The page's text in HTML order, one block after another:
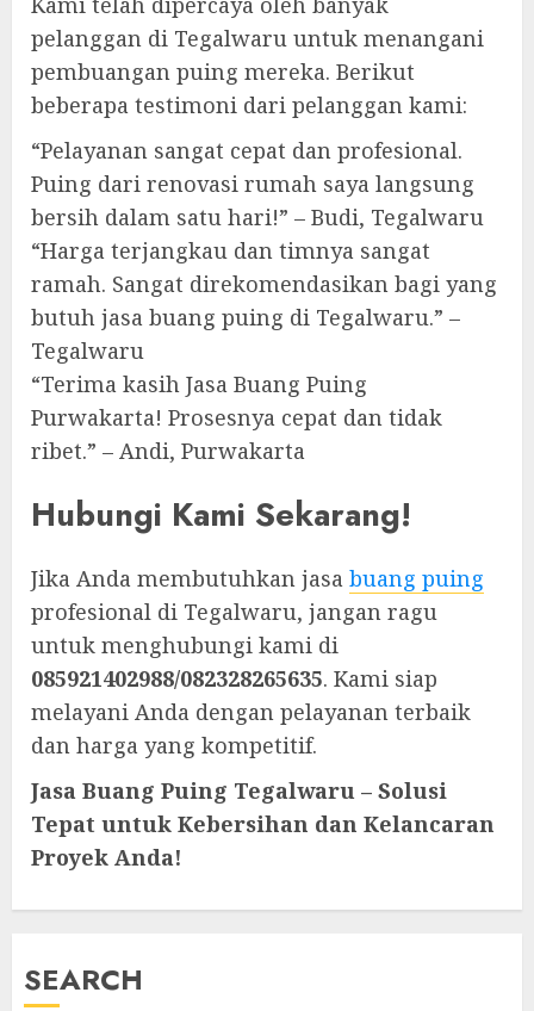
pelanggan di Tegalwaru untuk menangani
pembuangan puing mereka. Berikut
beberapa testimoni dari pelanggan kami:
“Pelayanan sangat cepat dan profesional.
Puing dari renovasi rumah saya langsung
bersih dalam satu hari!” – Budi, Tegalwaru
“Harga terjangkau dan timnya sangat
ramah. Sangat direkomendasikan bagi yang
butuh jasa buang puing di Tegalwaru.” –
Tegalwaru
“Terima kasih Jasa Buang Puing
Purwakarta! Prosesnya cepat dan tidak
ribet.” – Andi, Purwakarta
Hubungi Kami Sekarang!
Jika Anda membutuhkan jasa buang puing
profesional di Tegalwaru, jangan ragu
untuk menghubungi kami di
085921402988/082328265635. Kami siap
melayani Anda dengan pelayanan terbaik
dan harga yang kompetitif.
Jasa Buang Puing Tegalwaru – Solusi
Tepat untuk Kebersihan dan Kelancaran
Proyek Anda!
SEARCH